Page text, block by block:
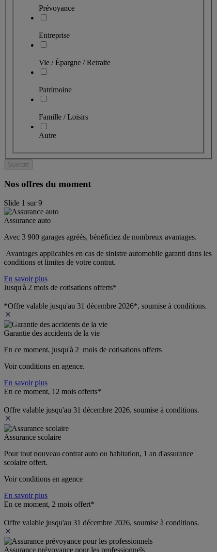
Prévoyance
Entreprise
Vie / Épargne / Retraite
Patrimoine
Famille / Loisirs
Autre
Suivant
Nos offres du moment
Slide 1 sur9
Assurance auto
Avec 3 900 garages agréés, bénéficiez de nombreux avantages.
Avantages applicables en cas de sinistre automobile garanti dans les
conditions et limites de votre contrat.
En savoir plus
Jusqu'à 2 mois de cotisations offerts*
*Offre valable jusqu'au 31 décembre 2026*, soumise à conditions.
Garantie des accidents de la vie
En ce moment, jusqu'à 2  mois de cotisations offerts
Voir conditions en agence.
En savoir plus
En ce moment, 12 mois offerts*
Offre valable jusqu'au 31 décembre 2026, soumise à conditions.
Assurance scolaire
Pour tout nouveau contrat auto ou habitation, 1 an d'assurance
scolaire offert.
Voir conditions en agence
En savoir plus
En ce moment, 2 mois offert*
Offre valable jusqu'au 31 décembre 2026, soumise à conditions.
Assurance prévoyance pour les professionnels